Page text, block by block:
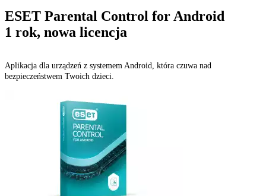
ESET Parental Control for Android
1 rok, nowa licencja
Aplikacja dla urządzeń z systemem Android, która czuwa nad
bezpieczeństwem Twoich dzieci.